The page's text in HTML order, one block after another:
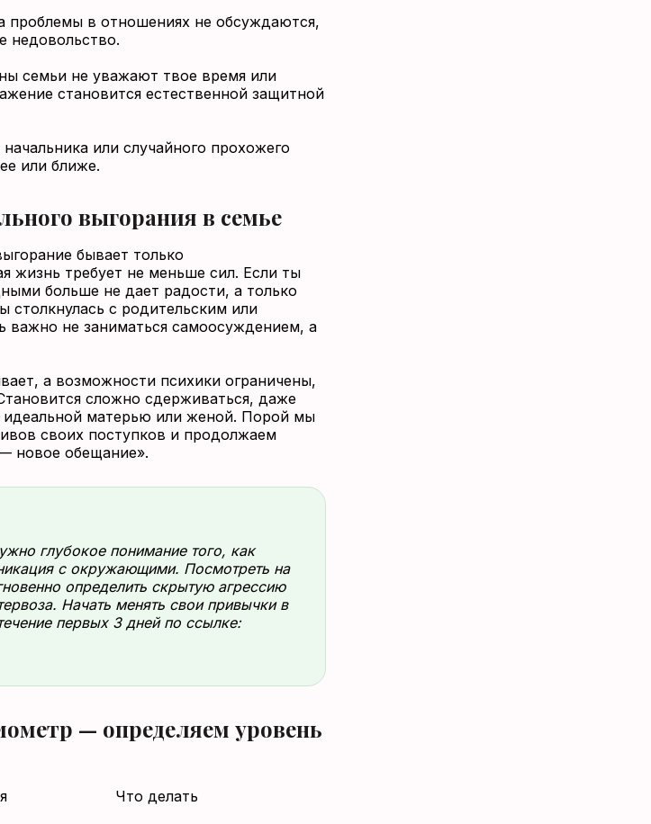
проблемы в отношениях не обсуждаются,
недовольство.
семьи не уважают твое время или
становится естественной защитной
или случайного прохожего
или ближе.
выгорания в семье
бывает только
жизнь требует не меньше сил. Если ты
больше не дает радости, а только
столкнулась с родительским или
важно не заниматься самоосуждением, а
а возможности психики ограничены,
сложно сдерживаться, даже
идеальной матерью или женой. Порой мы
своих поступков и продолжаем
новое обещание».
глубокое понимание того, как
с окружающими. Посмотреть на
определить скрытую агрессию
Начать менять свои привычки в
первых 3 дней по ссылке:
— определяем уровень
Что делать